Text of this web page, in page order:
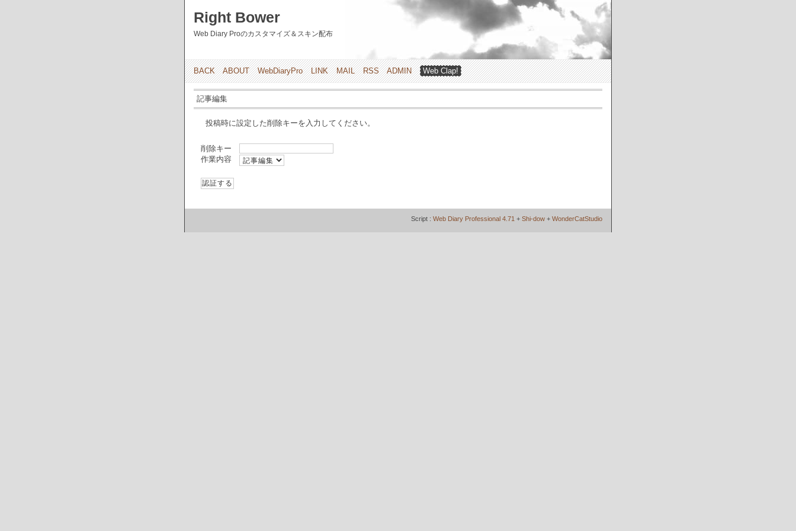
Right Bower
Web Diary Proのカスタマイズ＆スキン配布
BACK ABOUT WebDiaryPro LINK MAIL RSS ADMIN Web Clap!
記事編集
投稿時に設定した削除キーを入力してください。
削除キー
作業内容
Script : Web Diary Professional 4.71 + Shi-dow + WonderCatStudio